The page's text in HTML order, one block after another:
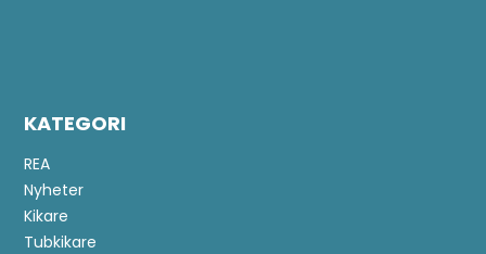
KATEGORI
REA
Nyheter
Kikare
Tubkikare